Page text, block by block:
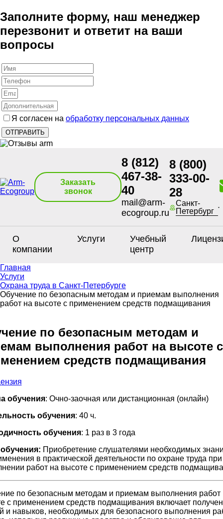
Заполните форму, наш менеджер
перезвонит и ответит на ваши
вопросы
Я согласен на обработку персональных данных
Заказать
звонок
8 (812)
467-38-
40
mail@arm-
ecogroup.ru
8 (800)
333-00-
28
Санкт-
Петербург
О
компании
Услуги
Учебный
центр
Главная
Услуги
Охрана труда в Санкт-Петербурге
Обучение по безопасным методам и приемам выполнения
работ на высоте с применением средств подмащивания
по безопасным методам и
выполнения работ на высоте с
средств подмащивания
обучения: Очно-заочная или дистанционная (онлайн)
обучения: 40 ч.
обучения: 1 раз в 3 года
Приобретение слушателями необходимых
в практической деятельности по охране труда при
работ на высоте с применением средств
по безопасным методам и приемам выполнения работ
с применением средств подмащивания включает
и навыков, необходимых для безопасного выполнения